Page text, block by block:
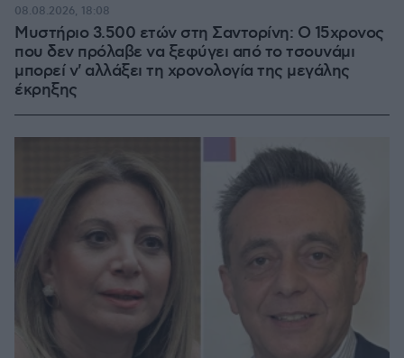
Μυστήριο 3.500 ετών στη Σαντορίνη: Ο 15χρονος
που δεν πρόλαβε να ξεφύγει από το τσουνάμι
μπορεί ν' αλλάξει τη χρονολογία της μεγάλης
έκρηξης
08.08.2026, 18:08